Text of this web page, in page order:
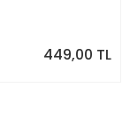
449,00 TL